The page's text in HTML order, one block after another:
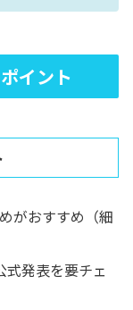
イント
がおすすめ（細
発表を要チェ